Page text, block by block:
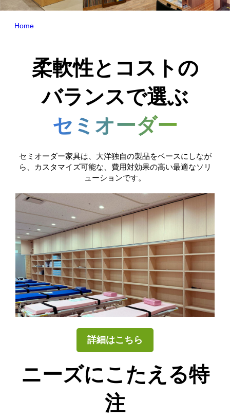
Home
柔軟性とコストの
バランスで選ぶ
セミオーダー
セミオーダー家具は、大洋独自の製品をベースにしなが
ら、カスタマイズ可能な、費用対効果の高い最適なソリ
ューションです。
詳細はこちら
ニーズにこたえる特
注